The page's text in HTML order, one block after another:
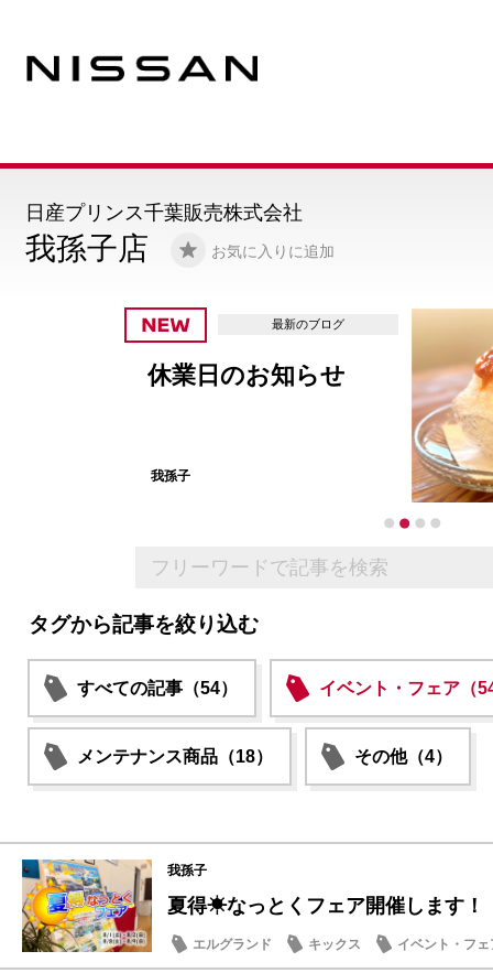
我孫子店 お気に入りに追加
日産プリンス千葉販売株式会社
最新のブログ
休業日のお知らせ
我孫子
タグから記事を絞り込む
すべての記事（54） イベント・フェア（
メンテナンス商品（18） その他（4）
我孫子
夏得☀なっとくフェア開催します！
エルグランド キックス イベント・フェ